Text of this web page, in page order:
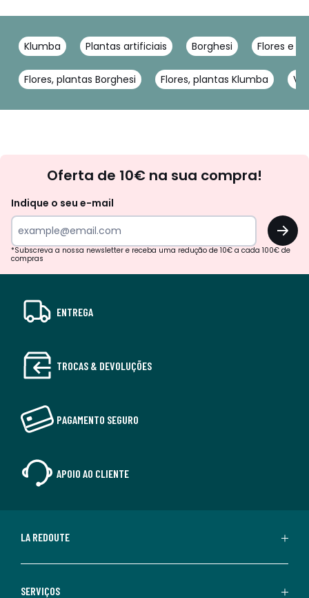
Klumba Plantas artificiais Borghesi Flores e
Flores, plantas Borghesi Flores, plantas Klumba
Oferta de 10€ na sua compra!
Indique o seu e-mail
OK
*Subscreva a nossa newsletter e receba uma redução de 10€ a cada 100€ de
compras
ENTREGA
TROCAS & DEVOLUÇÕES
PAGAMENTO SEGURO
APOIO AO CLIENTE
LA REDOUTE
SERVIÇOS